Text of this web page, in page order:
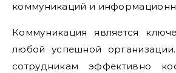
коммуникаций и
Коммуникация является
любой успешной
сотрудникам эффективно